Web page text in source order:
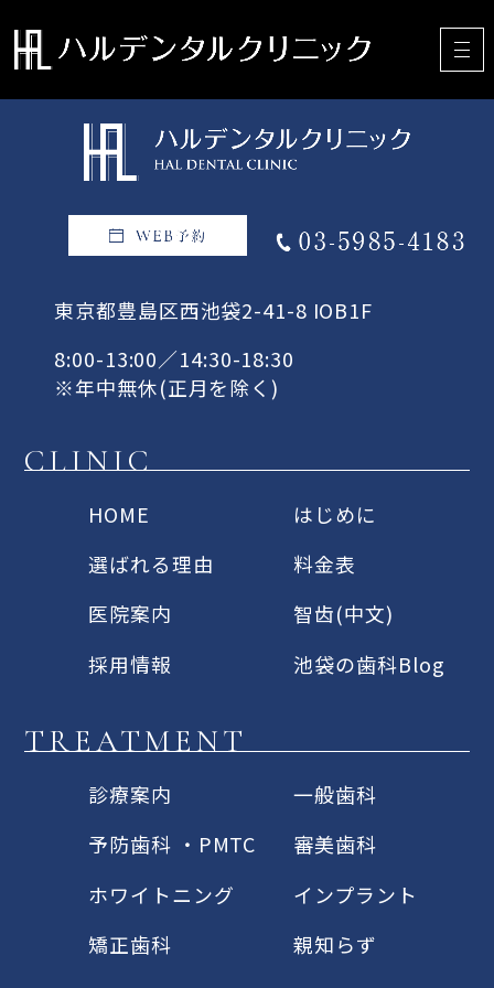
東京都豊島区西池袋2-41-8 IOB1F
8:00-13:00／14:30-18:30
※年中無休(正月を除く)
CLINIC
HOME
はじめに
選ばれる理由
料金表
医院案内
智齿(中文)
採用情報
池袋の歯科Blog
TREATMENT
診療案内
一般歯科
予防歯科 ・PMTC
審美歯科
ホワイトニング
インプラント
矯正歯科
親知らず